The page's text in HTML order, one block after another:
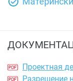
Проектная
Разрешение